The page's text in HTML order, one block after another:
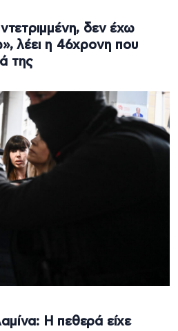
δεν έχω
λέει η 46χρονη που
της
Η πεθερά είχε